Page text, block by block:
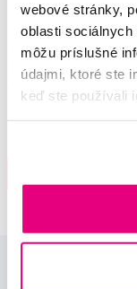
webové stránky,
oblasti
môžu príslušné
údajmi, ktoré ste
keď ste používali
Akcia
SMILLE Sonic Brush
kefka s kónickými
149,99 €
5,0/5